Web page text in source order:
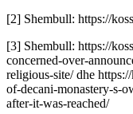
[2] Shembull: https://
[3] Shembull: https://
concerned-over-
religious-site/ dhe
of-decani-monastery-s-
after-it-was-reached/